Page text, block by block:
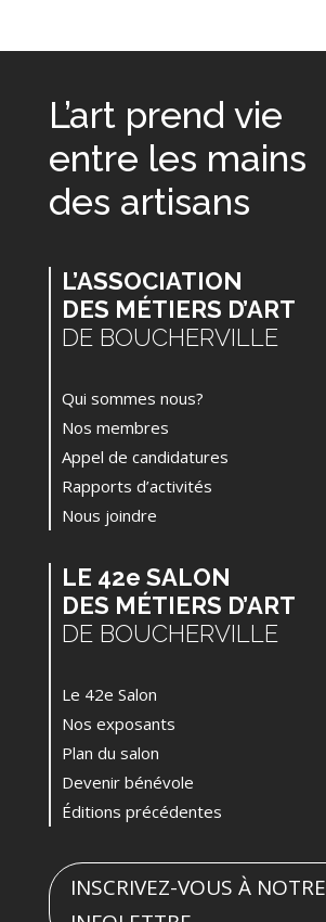
L’art prend vie
entre les mains
des artisans
L’ASSOCIATION
DES MÉTIERS D’ART
DE BOUCHERVILLE
Qui sommes nous?
Nos membres
Appel de candidatures
Rapports d’activités
Nous joindre
LE 42e SALON
DES MÉTIERS D’ART
DE BOUCHERVILLE
Le 42e Salon
Nos exposants
Plan du salon
Devenir bénévole
Éditions précédentes
INSCRIVEZ-VOUS À NOTRE